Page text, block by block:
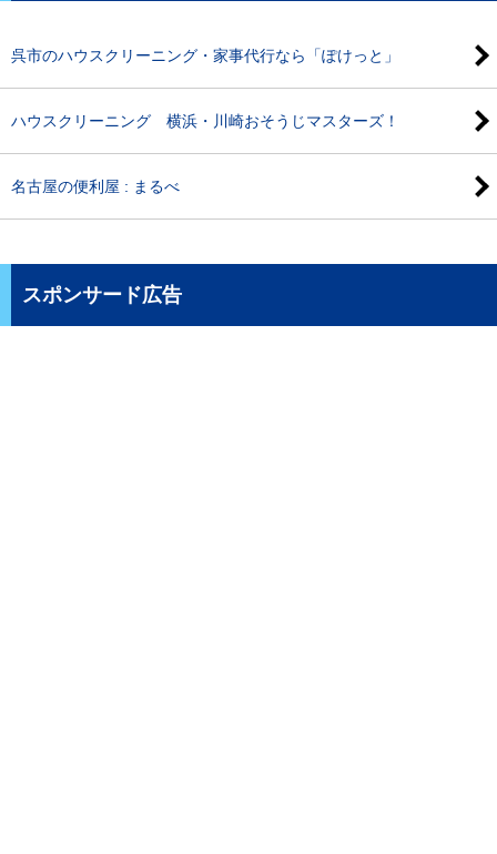
呉市のハウスクリーニング・家事代行なら「ぽけっと」
ハウスクリーニング 横浜・川崎おそうじマスターズ！
名古屋の便利屋 : まるべ
スポンサード広告